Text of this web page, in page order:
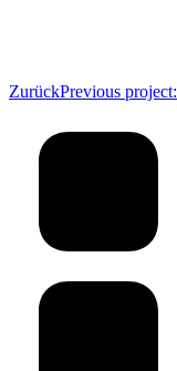
ZurückPrevious project: